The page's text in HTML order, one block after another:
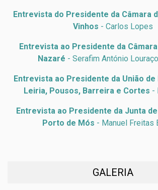
Entrevista do Presidente da Câmara
Vinhos - Carlos Lopes
Entrevista ao Presidente da
Nazaré - Serafim António
Entrevista ao Presidente da União
Leiria, Pousos, Barreira e Cortes -
Entrevista ao Presidente da Junta
Porto de Mós - Manuel Freitas
GALERIA